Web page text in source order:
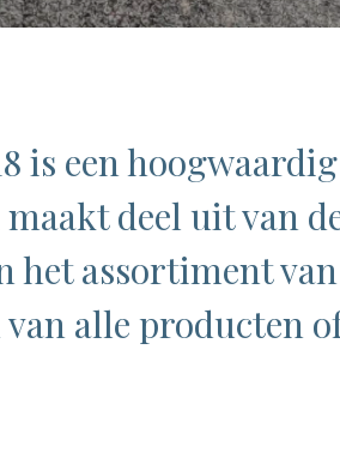
is een
deel uit van
het assortiment
alle producten